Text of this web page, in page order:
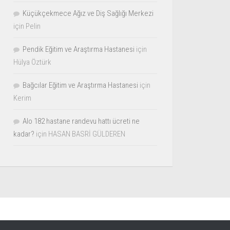
Küçükçekmece Ağız ve Diş Sağlığı Merkezi
için Pelin
Pendik Eğitim ve Araştırma Hastanesi için
Hülya Öztürk
Bağcılar Eğitim ve Araştırma Hastanesi için
Kerim
Alo 182 hastane randevu hattı ücreti ne
kadar? için HASAN BASRİ GÜLDEREN